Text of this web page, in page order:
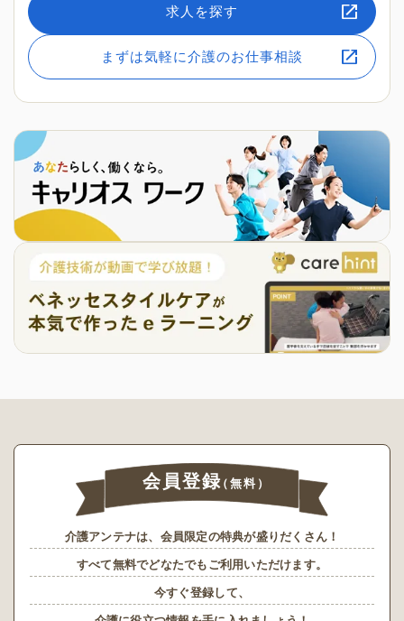
求人を探す
まずは気軽に介護のお仕事相談
会員登録（無料）
介護アンテナは、会員限定の特典が盛りだくさん！
すべて無料でどなたでもご利用いただけます。
今すぐ登録して、